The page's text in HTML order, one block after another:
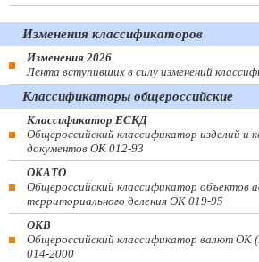
Изменения классификаторов
Изменения 2026
Лента вступивших в силу изменений
Классификаторы общероссийские
Классификатор ЕСКД
Общероссийский классификатор изделий и
документов ОК 012-93
ОКАТО
Общероссийский классификатор объектов
территориального деления ОК 019-95
ОКВ
Общероссийский классификатор валют
014-2000